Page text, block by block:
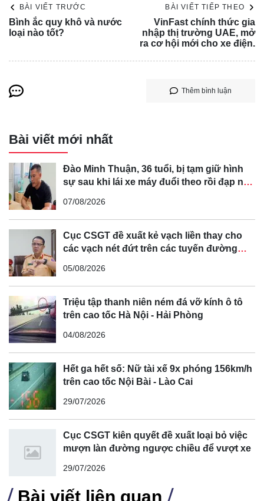
cấp cứu.
Hiện các cơ quan chức năng đang khám nghiệm hiện
trường để điều tra, làm rõ nguyên nhân vụ tai nạn.
BÀI VIẾT TRƯỚC
Bình ắc quy khô và nước
loại nào tốt?
BÀI VIẾT TIẾP THEO
VinFast chính thức gia
nhập thị trường UAE, mở
ra cơ hội mới cho xe điện.
Thêm bình luận
Bài viết mới nhất
Đào Minh Thuận, 36 tuổi, bị tạm giữ hình
sự sau khi lái xe máy đuổi theo rồi đạp ngã
07/08/2026
Cục CSGT đề xuất kẻ vạch liền thay cho
các vạch nét đứt trên các tuyến đường
05/08/2026
Triệu tập thanh niên ném đá vỡ kính ô tô
trên cao tốc Hà Nội - Hải Phòng
04/08/2026
Hết ga hết số: Nữ tài xế 9x phóng 156km/h
trên cao tốc Nội Bài - Lào Cai
29/07/2026
Cục CSGT kiên quyết đề xuất loại bỏ việc
mượn làn đường ngược chiều để vượt xe
29/07/2026
Bài viết liên quan